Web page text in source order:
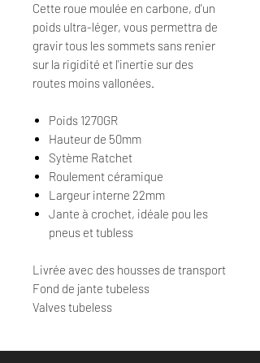
Cette roue moulée en carbone, d'un
poids ultra-léger, vous permettra de
gravir tous les sommets sans renier
sur la rigidité et l'inertie sur des
routes moins vallonées.
Poids 1270GR
Hauteur de 50mm
Sytème Ratchet
Roulement céramique
Largeur interne 22mm
Jante à crochet, idéale pou les
pneus et tubless
Livrée avec des housses de transport
Fond de jante tubeless
Valves tubeless